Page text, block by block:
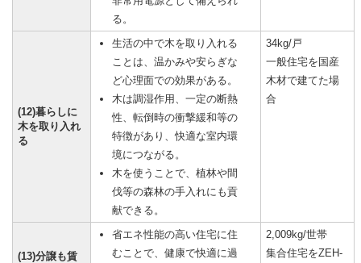
る。
(12)暮らしに
木を取り入れ
る
生活の中で木を取り入れる
ことは、温かみや安らぎな
ど心理面での効果がある。
木は調湿作用、一定の断熱
性、転倒時の衝撃緩和等の
特徴があり、快適な室内環
境につながる。
木を使うことで、植林や間
伐等の森林の手入れにも貢
献できる。
34kg/戸
一般住宅を国産
木材で建てた場
合
(13)分譲も賃
省エネ性能の高い住宅に住
むことで、健康で快適に過
2,009kg/世帯
集合住宅をZEH-